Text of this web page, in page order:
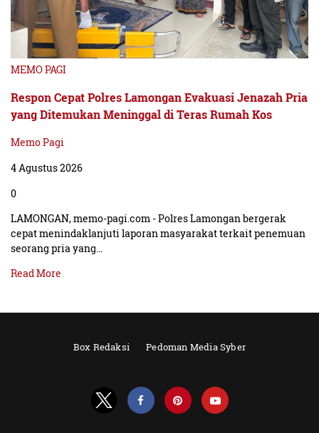
MEMO PAGI
Respon Cepat Polres Lamongan Evakuasi Jenazah Pria
yang Ditemukan Meninggal di Teras Rumah Kos
Memo Pagi
4 Agustus 2026
0
LAMONGAN, memo-pagi.com - Polres Lamongan bergerak
cepat menindaklanjuti laporan masyarakat terkait penemuan
seorang pria yang…
Read More
Box Redaksi Pedoman Media Syber